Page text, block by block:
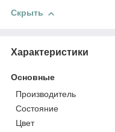
Скрыть
Характеристики
Основные
Производитель
Состояние
Цвет